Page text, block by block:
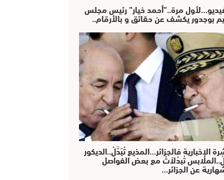
مرة..”أحمد خيار” رئيس مجلس
بوجدور يكشف عن حقائق و بالأرقام..
الإخبارية فالجزائر…المذيع تْبَدَّلْ..الديكور
تْبدْلاَتْ مع بعض الفواصل
عن الجزائر…